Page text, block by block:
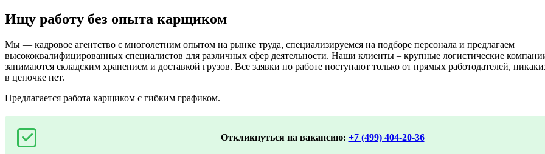
Ищу работу без опыта карщиком
Мы — кадровое агентство с многолетним опытом на рынке труда, специализируемся на подборе персонала и предлагаем
высококвалифицированных специалистов для различных сфер деятельности. Наши клиенты – крупные логистические
занимаются складским хранением и доставкой грузов. Все заявки по работе поступают только от прямых работодателей,
в цепочке нет.
Предлагается работа карщиком с гибким графиком.
Откликнуться на вакансию: +7 (499) 404-20-36